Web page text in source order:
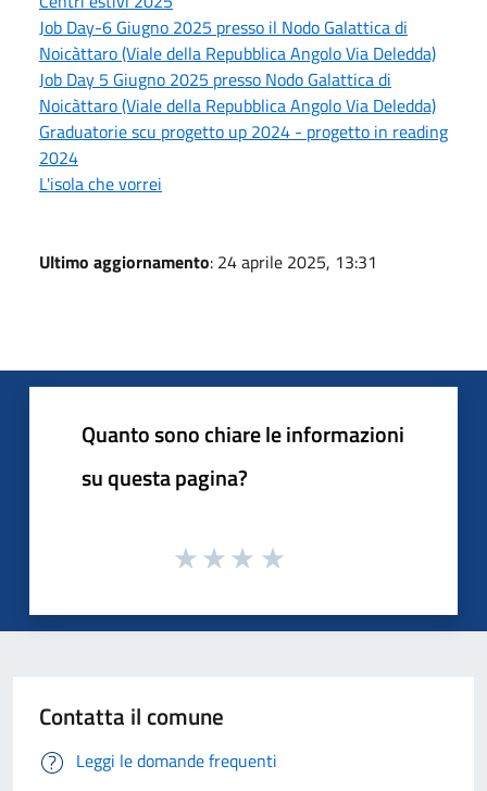
Job Day-6 Giugno 2025 presso il Nodo Galattica di
Noicàttaro (Viale della Repubblica Angolo Via Deledda)
Job Day 5 Giugno 2025 presso Nodo Galattica di
Noicàttaro (Viale della Repubblica Angolo Via Deledda)
Graduatorie scu progetto up 2024 - progetto in reading
2024
L'isola che vorrei
Ultimo aggiornamento: 24 aprile 2025, 13:31
Quanto sono chiare le informazioni
su questa pagina?
Contatta il comune
Leggi le domande frequenti